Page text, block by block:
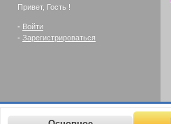
Привет, Гость !
- Войти
- Зарегистрироваться